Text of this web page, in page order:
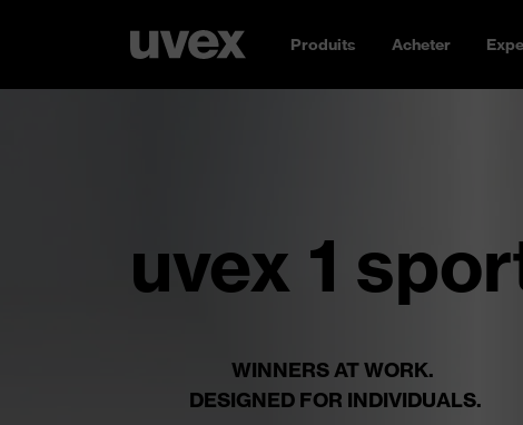
Produits Acheter
uvex 1
WINNERS AT WORK.
DESIGNED FOR INDIVIDUALS.